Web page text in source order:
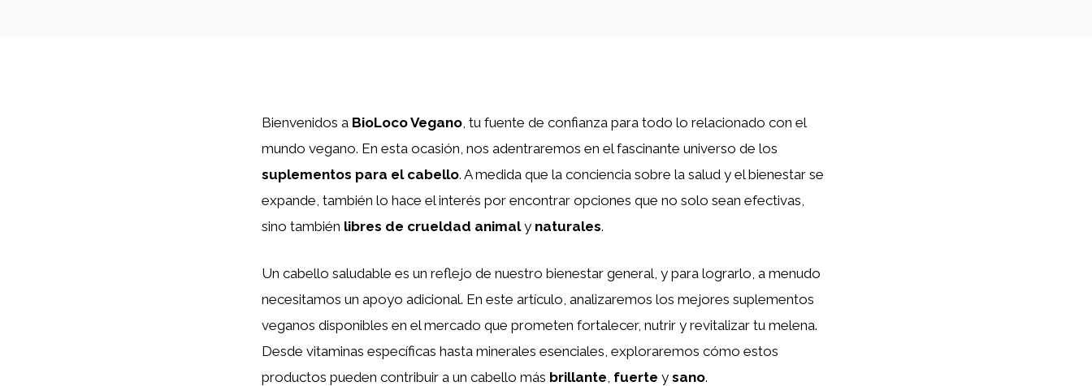
Bienvenidos a BioLoco Vegano, tu fuente de confianza para todo lo relacionado con el
mundo vegano. En esta ocasión, nos adentraremos en el fascinante universo de los
suplementos para el cabello. A medida que la conciencia sobre la salud y el bienestar se
expande, también lo hace el interés por encontrar opciones que no solo sean efectivas,
sino también libres de crueldad animaly naturales.
Un cabello saludable es un reflejo de nuestro bienestar general, y para lograrlo, a menudo
necesitamos un apoyo adicional. En este artículo, analizaremos los mejores suplementos
veganos disponibles en el mercado que prometen fortalecer, nutrir y revitalizar tu melena.
Desde vitaminas específicas hasta minerales esenciales, exploraremos cómo estos
productos pueden contribuir a un cabello más brillante fuerte y sano.